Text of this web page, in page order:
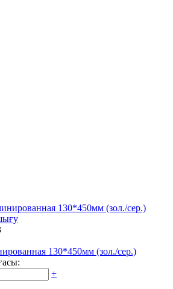
130*450мм (зол./сер.)
+